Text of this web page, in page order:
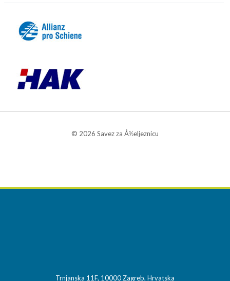
© 2026 Savez za Å½eljeznicu
Trnjanska 11F, 10000 Zagreb, Hrvatska